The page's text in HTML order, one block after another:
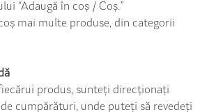
“Adaugă în coș / Coș.”
mai multe produse, din categorii
produs, sunteți direcționați
cumpărături, unde puteți să revedeți